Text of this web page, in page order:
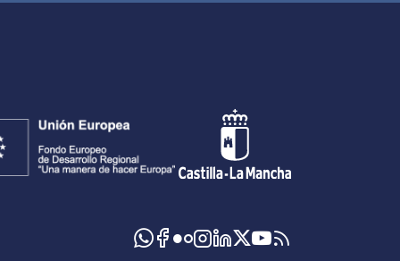
sociales JCCM